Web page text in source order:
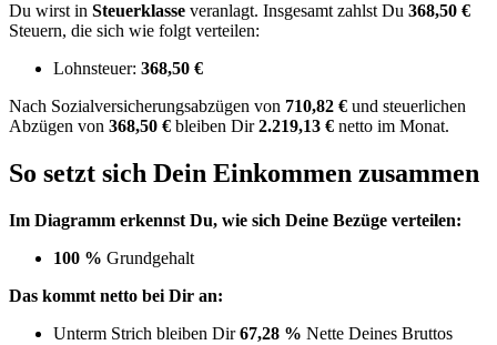
Du wirst in Steuerklasse veranlagt. Insgesamt zahlst Du 368,50 €
Steuern, die sich wie folgt verteilen:
Lohnsteuer: 368,50 €
Nach Sozialversicherungsabzügen von 710,82 € und steuerlichen
Abzügen von 368,50 € bleiben Dir2.219,13 € netto im Monat.
So setzt sich Dein Einkommen zusammen
Im Diagramm erkennst Du, wie sich Deine Bezüge verteilen:
100 % Grundgehalt
Das kommt netto bei Dir an:
Unterm Strich bleiben Dir67,28 % Nette Deines Bruttos